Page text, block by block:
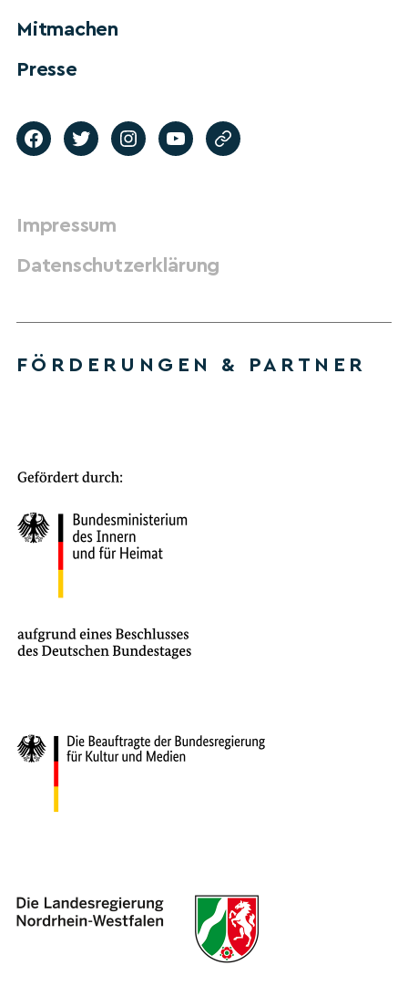
Mitmachen
Presse
Impressum
Datenschutzerklärung
FÖRDERUNGEN & PARTNER